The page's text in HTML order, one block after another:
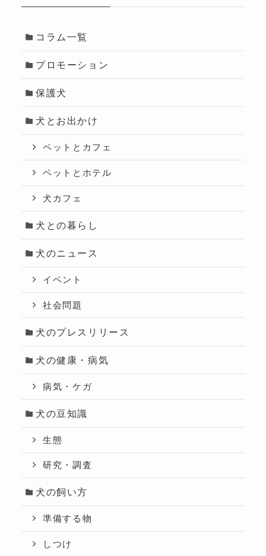
コラム一覧
プロモーション
保護犬
犬とお出かけ
ペットとカフェ
ペットとホテル
犬カフェ
犬との暮らし
犬のニュース
イベント
社会問題
犬のプレスリリース
犬の健康・病気
病気・ケガ
犬の豆知識
生態
研究・調査
犬の飼い方
準備する物
しつけ